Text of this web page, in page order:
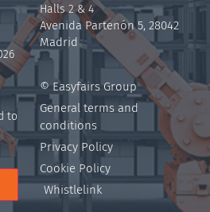
to
Halls 2 & 4
Avenida Partenón 5, 28042
Madrid
© Easyfairs Group
General terms and
conditions
Privacy Policy
Cookie Policy
Whistlelink